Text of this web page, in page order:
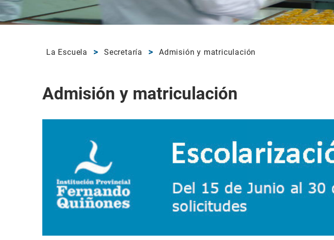
La Escuela Secretaría Admisión y matriculación
Admisión y matriculación